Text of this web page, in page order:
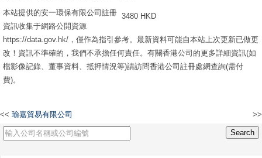
3480 HKD
本站提供的安一環保有限公司註冊
資訊收集于網路公開資源
https://data.gov.hk/，僅作為指引參考。最新資料可能自本站上次更新已做更
改！資訊不準確的，我們不承擔任何責任。有關香港公司的更多詳細資訊(如
檔影像記錄、董事資料、抵押情況等)請訪問香港公司註冊處網查詢(需付
費)。
<< 瑜嘉貿易有限公司 >>